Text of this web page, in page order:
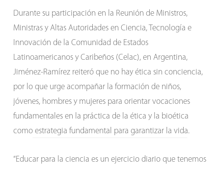
Durante su participación en la Reunión de Ministros,
Ministras y Altas Autoridades en Ciencia, Tecnología e
Innovación de la Comunidad de Estados
Latinoamericanos y Caribeños (Celac), en Argentina,
Jiménez-Ramírez reiteró que no hay ética sin conciencia,
por lo que urge acompañar la formación de niños,
jóvenes, hombres y mujeres para orientar vocaciones
fundamentales en la práctica de la ética y la bioética
como estrategia fundamental para garantizar la vida.
“Educar para la ciencia es un ejercicio diario que tenemos